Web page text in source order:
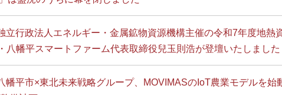
立行政法人エネルギー・金属鉱物資源機構主催の令和7年度地
八幡平スマートファーム代表取締役兒玉則浩が登壇いたしました
幡平市×東北未来戦略グループ、MOVIMASのIoT農業モデルを